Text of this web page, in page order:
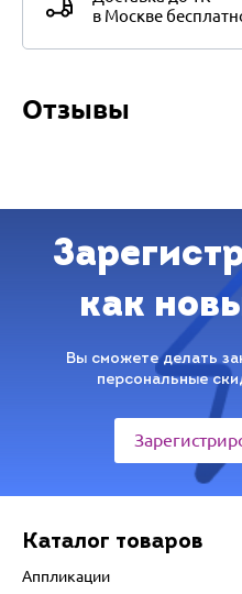
в Москве
Отзывы
как
Вы сможете делать
персональные
Каталог товаров
Аппликации